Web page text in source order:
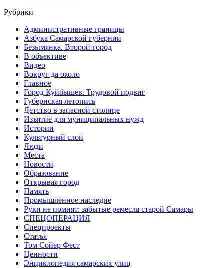
Рубрики
Административные границы
Азбука Самарской губернии
Безымянка. Второй город
В объективе
Видео
Вокруг да около
Главное
Город Куйбышев. Трудовой подвиг
Губернская летопись
Детство в запасной столице
Изъятие для муниципальных нужд
Истории
Культурный слой
Люди
Места
Новости
Образование
Открывая город
Память
Промышленное наследие
Руки не помнят: забытые ремесла старой Самары
СПЕЦОПЕРАЦИЯ
Спецпроекты
Статья
Том Сойер Фест
Ценности
Энциклопедия самарских улиц